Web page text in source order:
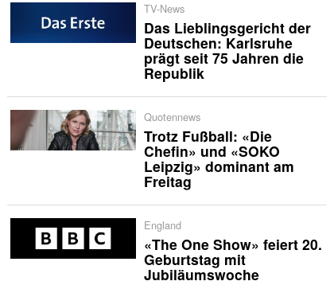
TV-News
Das Lieblingsgericht der
Deutschen: Karlsruhe
prägt seit 75 Jahren die
Republik
Quotennews
Trotz Fußball: «Die
Chefin» und «SOKO
Leipzig» dominant am
Freitag
England
«The One Show» feiert 20.
Geburtstag mit
Jubiläumswoche